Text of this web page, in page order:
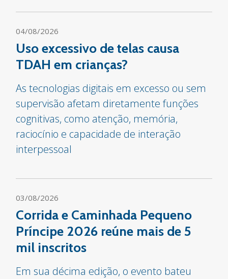
04/08/2026
Uso excessivo de telas causa
TDAH em crianças?
As tecnologias digitais em excesso ou sem
supervisão afetam diretamente funções
cognitivas, como atenção, memória,
raciocínio e capacidade de interação
interpessoal
03/08/2026
Corrida e Caminhada Pequeno
Príncipe 2026 reúne mais de 5
mil inscritos
Em sua décima edição, o evento bateu